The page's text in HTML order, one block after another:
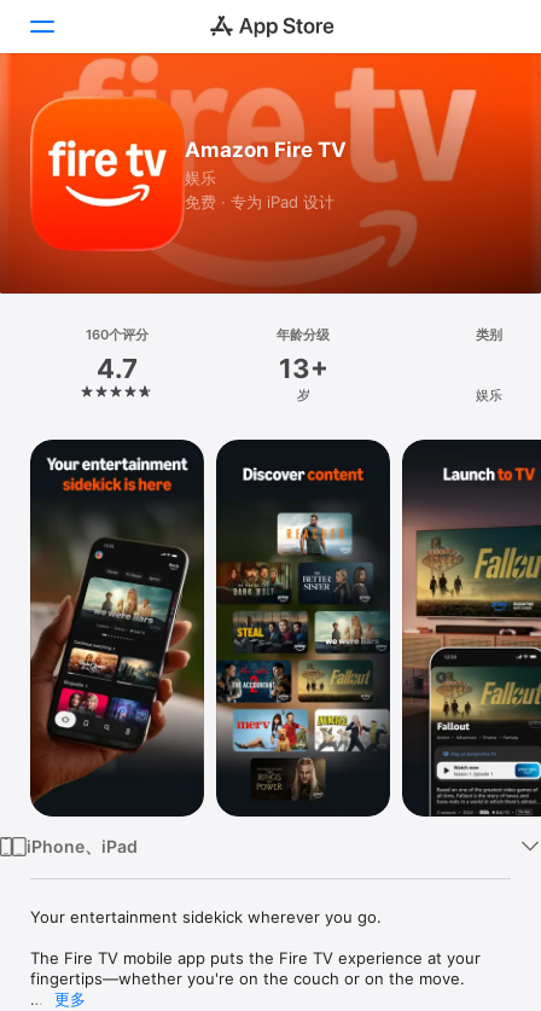
游戏
Vision
Amazon Fire TV
娱乐
免费 · 专为 iPad 设计
160个评分
4.7
年龄分级
13+
岁
类别
娱乐
iPhone、iPad
Your entertainment sidekick wherever you go.
The Fire TV mobile app puts the Fire TV experience at your
fingertips—whether you're on the couch or on the move.
更多